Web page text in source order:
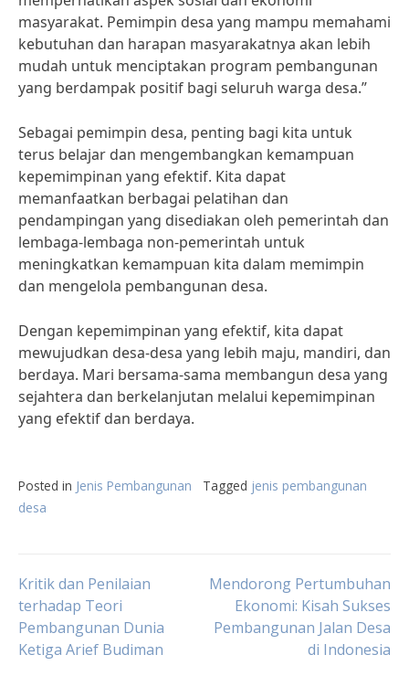
masyarakat. Pemimpin desa yang mampu memahami
kebutuhan dan harapan masyarakatnya akan lebih
mudah untuk menciptakan program pembangunan
yang berdampak positif bagi seluruh warga desa.”
Sebagai pemimpin desa, penting bagi kita untuk
terus belajar dan mengembangkan kemampuan
kepemimpinan yang efektif. Kita dapat
memanfaatkan berbagai pelatihan dan
pendampingan yang disediakan oleh pemerintah dan
lembaga-lembaga non-pemerintah untuk
meningkatkan kemampuan kita dalam memimpin
dan mengelola pembangunan desa.
Dengan kepemimpinan yang efektif, kita dapat
mewujudkan desa-desa yang lebih maju, mandiri, dan
berdaya. Mari bersama-sama membangun desa yang
sejahtera dan berkelanjutan melalui kepemimpinan
yang efektif dan berdaya.
Posted in Jenis Pembangunan Tagged jenis pembangunan
desa
Post
navigation
Kritik dan Penilaian
terhadap Teori
Pembangunan Dunia
Ketiga Arief Budiman
Mendorong Pertumbuhan
Ekonomi: Kisah Sukses
Pembangunan Jalan Desa
di Indonesia